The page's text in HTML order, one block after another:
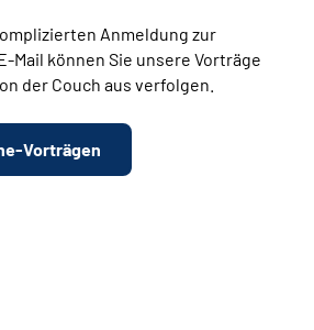
Anmeldung zur
Mail können Sie unsere Vorträge
der Couch aus verfolgen.
Vorträgen